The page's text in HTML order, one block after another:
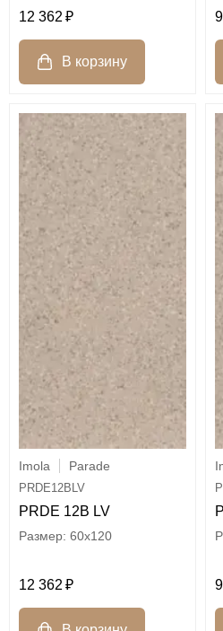
12 362
Imola Parade
PRDE12BLV
PRDE 12B LV
60x120
12 362